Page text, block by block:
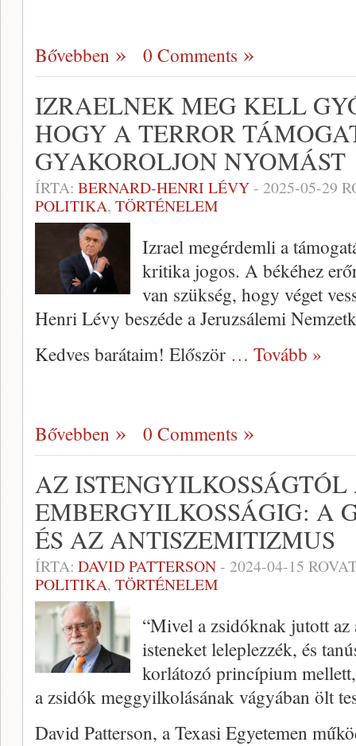
Bővebben 0 Comments
IZRAELNEK MEG KELL
HOGY A TERROR
GYAKOROLJON NYOMÁST
ÍRTA: BERNARD-HENRI LÉVY- 2025-05-29
POLITIKA, TÖRTÉNELEM
Izrael megérdemli a
kritika jogos. A békéhez
van szükség, hogy véget
Henri Lévy beszéde a Jeruzsálemi
Kedves barátaim! Először … Tovább »
Bővebben 0 Comments
AZ
EMBERGYILKOSSÁGIG: A
ÉS AZ ANTISZEMITIZMUS
ÍRTA: DAVID PATTERSON- 2024-04-15
POLITIKA, TÖRTÉNELEM
“Mivel a zsidóknak jutott
isteneket leleplezzék, és
korlátozó princípium
a zsidók meggyilkolásának vágyában ölt
David Patterson, a Texasi Egyetemen